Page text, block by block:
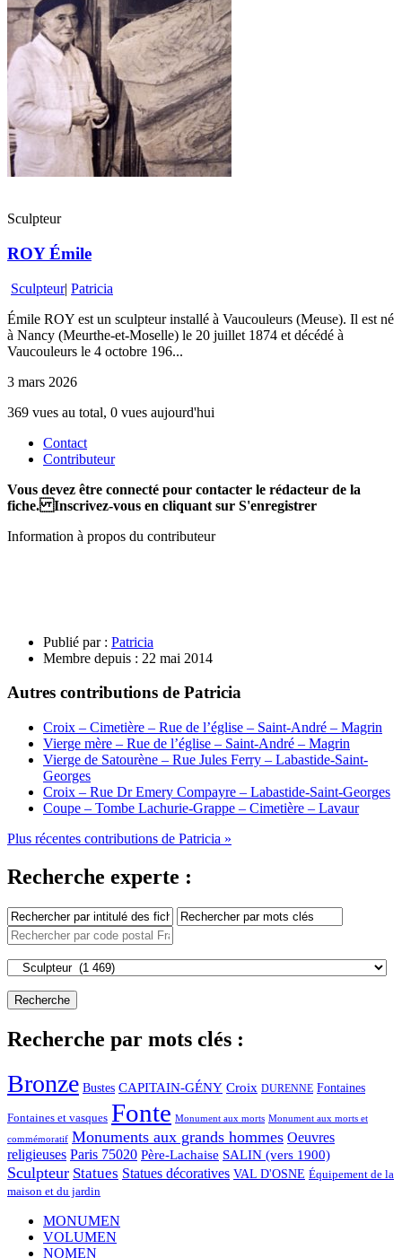
Sculpteur
ROY Émile
Sculpteur| Patricia
Émile ROY est un sculpteur installé à Vaucouleurs (Meuse). Il est né
à Nancy (Meurthe-et-Moselle) le 20 juillet 1874 et décédé à
Vaucouleurs le 4 octobre 196...
3 mars 2026
369 vues au total, 0 vues aujourd'hui
Contact
Contributeur
Vous devez être connecté pour contacter le rédacteur de la
fiche. Inscrivez-vous en cliquant sur S'enregistrer
Information à propos du contributeur
Publié par : Patricia
Membre depuis : 22 mai 2014
Autres contributions de Patricia
Croix – Cimetière – Rue de l’église – Saint-André – Magrin
Vierge mère – Rue de l’église – Saint-André – Magrin
Vierge de Satourène – Rue Jules Ferry – Labastide-Saint-
Georges
Croix – Rue Dr Emery Compayre – Labastide-Saint-Georges
Coupe – Tombe Lachurie-Grappe – Cimetière – Lavaur
Plus récentes contributions de Patricia »
Recherche experte :
Recherche par mots clés :
Bronze Bustes CAPITAIN-GÉNY Croix DURENNE Fontaines
Fontaines et vasques Fonte Monument aux morts Monument aux morts et
commémoratif Monuments aux grands hommes Oeuvres
religieuses Paris 75020 Père-Lachaise SALIN (vers 1900)
Sculpteur Statues Statues décoratives VAL D'OSNE Équipement de la
maison et du jardin
MONUMEN
VOLUMEN
NOMEN